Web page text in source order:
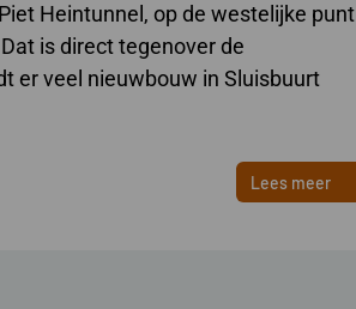
Heintunnel, op de westelijke punt
is direct tegenover de
er veel nieuwbouw in Sluisbuurt
Lees meer